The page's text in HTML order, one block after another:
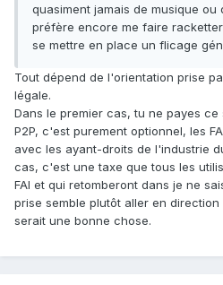
quasiment jamais de musique
préfère encore me faire
se mettre en place un flicage
Tout dépend de l'orientation prise
légale.
Dans le premier cas, tu ne payes
P2P, c'est purement optionnel, les
avec les ayant-droits de l'industrie
cas, c'est une taxe que tous les
FAI et qui retomberont dans je ne
prise semble plutôt aller en
serait une bonne chose.